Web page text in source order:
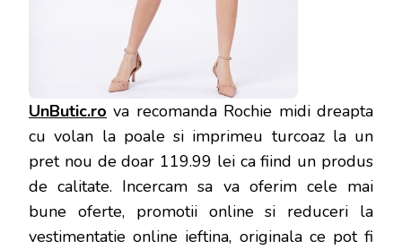
UnButic.ro va recomanda Rochie midi dreapta
cu volan la poale si imprimeu turcoaz la un
pret nou de doar 119.99 lei ca fiind un produs
de calitate. Incercam sa va oferim cele mai
bune oferte, promotii online si reduceri la
vestimentatie online ieftina, originala ce pot fi